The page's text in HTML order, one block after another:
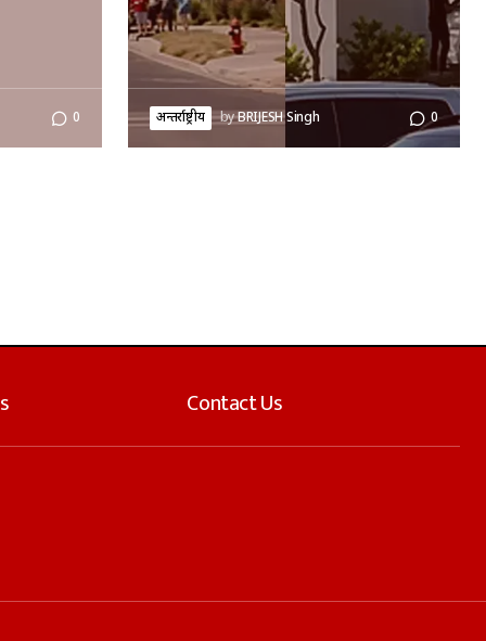
0 अन्तर्राष्ट्रीय byBRIJESH Singh 0
Contact Us